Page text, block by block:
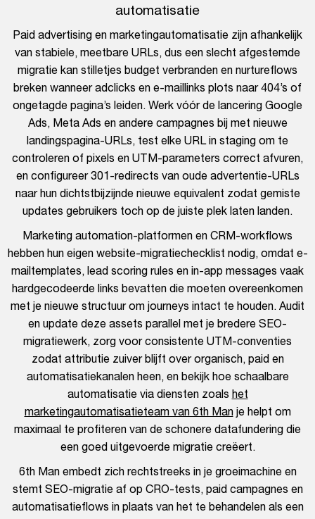
automatisatie
Paid advertising en marketingautomatisatie zijn afhankelijk
van stabiele, meetbare URLs, dus een slecht afgestemde
migratie kan stilletjes budget verbranden en nurtureflows
breken wanneer adclicks en e-maillinks plots naar 404’s of
ongetagde pagina’s leiden. Werk vóór de lancering Google
Ads, Meta Ads en andere campagnes bij met nieuwe
landingspagina-URLs, test elke URL in staging om te
controleren of pixels en UTM-parameters correct afvuren,
en configureer 301-redirects van oude advertentie-URLs
naar hun dichtstbijzijnde nieuwe equivalent zodat gemiste
updates gebruikers toch op de juiste plek laten landen.
Marketing automation-platformen en CRM-workflows
hebben hun eigen website-migratiechecklist nodig, omdat e-
mailtemplates, lead scoring rules en in-app messages vaak
hardgecodeerde links bevatten die moeten overeenkomen
met je nieuwe structuur om journeys intact te houden. Audit
en update deze assets parallel met je bredere SEO-
migratiewerk, zorg voor consistente UTM-conventies
zodat attributie zuiver blijft over organisch, paid en
automatisatiekanalen heen, en bekijk hoe schaalbare
automatisatie via diensten zoals het
marketingautomatisatieteam van 6th Manje helpt om
maximaal te profiteren van de schonere datafundering die
een goed uitgevoerde migratie creëert.
6th Man embedt zich rechtstreeks in je groeimachine en
stemt SEO-migratie af op CRO-tests, paid campagnes en
automatisatieflows in plaats van het te behandelen als een